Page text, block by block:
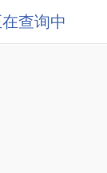
查询中